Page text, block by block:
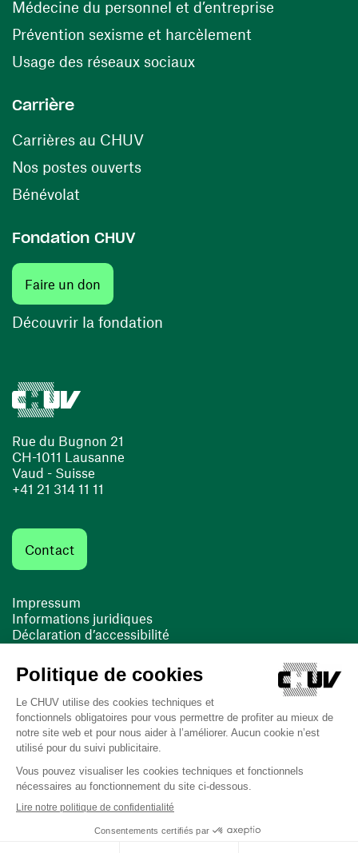
Rue du Bugnon 21
CH-1011 Lausanne
Vaud - Suisse
+41 21 314 11 11
Contact
Impressum
Informations juridiques
Déclaration d’accessibilité
Cookies
(ouvre une nouvelle fenêtre)
(ouvre une nouvelle fenêtre)
Médecine du personnel et d’entreprise
Prévention sexisme et harcèlement
Usage des réseaux sociaux(ouvre une nouvelle
Carrière
Carrières au CHUV(ouvre une nouvelle fenêtre)
Nos postes ouverts(ouvre une nouvelle fenêtre)
Bénévolat
Fondation CHUV
Faire un don
Découvrir la fondation